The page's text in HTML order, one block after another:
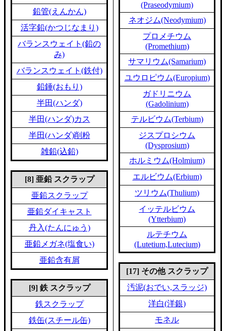
鉛管(えんかん)
活字鉛(かつじなまり)
バランスウェイト(鉛の
み)
バランスウェイト(鉄付)
鉛錘(おもり)
半田(ハンダ)
半田(ハンダ)カス
半田(ハンダ)削粉
雑鉛(込鉛)
[8] 亜鉛 スクラップ
亜鉛スクラップ
亜鉛ダイキャスト
丹入(たんにゅう)
亜鉛メガネ(塩食い)
亜鉛含有屑
[9] 鉄 スクラップ
鉄スクラップ
鉄缶(スチール缶)
(Praseodymium)
ネオジム(Neodymium)
プロメチウム
(Promethium)
サマリウム(Samarium)
ユウロピウム(Europium)
ガドリニウム
(Gadolinium)
テルビウム(Terbium)
ジスプロシウム
(Dysprosium)
ホルミウム(Holmium)
エルビウム(Erbium)
ツリウム(Thulium)
イッテルビウム
(Ytterbium)
ルテチウム
(Lutetium,Lutecium)
[17] その他 スクラップ
汚泥(おでい,スラッジ)
洋白(洋銀)
モネル